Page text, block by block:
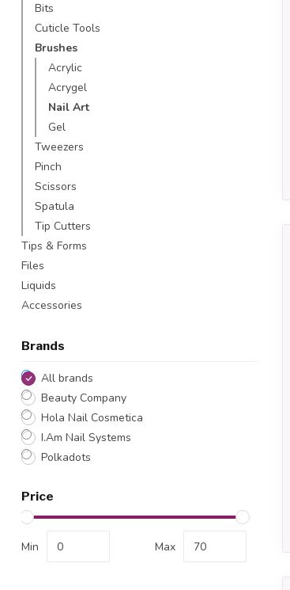
Bits
Cuticle Tools
Brushes
Acrylic
Acrygel
Nail Art
Gel
Tweezers
Pinch
Scissors
Spatula
Tip Cutters
Tips & Forms
Files
Liquids
Accessories
Brands
All brands
Beauty Company
Hola Nail Cosmetica
I.Am Nail Systems
Polkadots
Price
Min Max